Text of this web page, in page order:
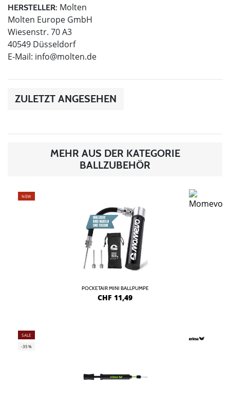
HERSTELLER: Molten
Molten Europe GmbH
Wiesenstr. 70 A3
40549 Düsseldorf
E-Mail: info@molten.de
ZULETZT ANGESEHEN
MEHR AUS DER KATEGORIE
BALLZUBEHÖR
NEW
POCKETAIR MINI BALLPUMPE
CHF 11,49
SALE
-35%